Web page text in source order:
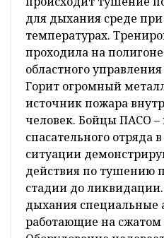
для дыхания среде
температурах.
проходила на
областного
Горит огромный
источник пожара
человек. Бойцы ПАСО –
спасательного отряда
ситуации
действия по тушению
стадии до
дыхания специальные
работающие на сжатом